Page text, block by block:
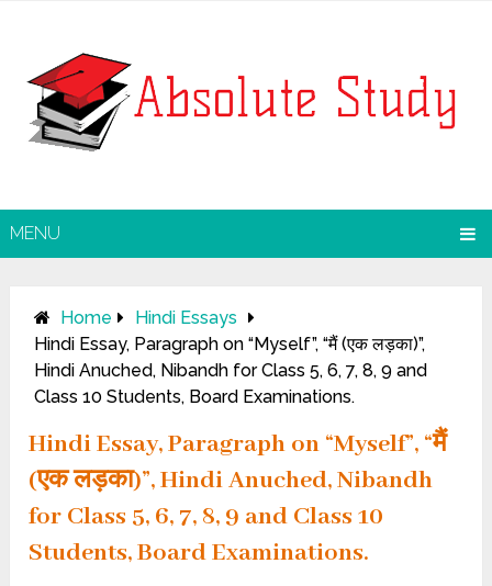
MENU
Home
Hindi Essays
Hindi Essay, Paragraph on “Myself”, “मैं (एक लड़का)”,
Hindi Anuched, Nibandh for Class 5, 6, 7, 8, 9 and
Class 10 Students, Board Examinations.
Hindi Essay, Paragraph on “Myself”, “मैं
(एक लड़का)”, Hindi Anuched, Nibandh
for Class 5, 6, 7, 8, 9 and Class 10
Students, Board Examinations.